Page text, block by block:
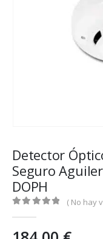
Detector
Seguro
DOPH
( No hay